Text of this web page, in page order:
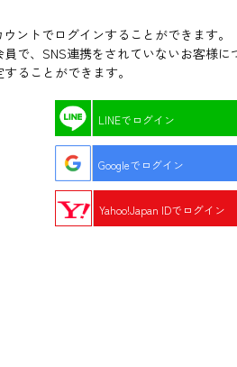
ントでログインすることができます。
員で、SNS連携をされていないお客様
ることができます。
LINEでログイン
Googleでログイン
Yahoo!Japan IDでログイン